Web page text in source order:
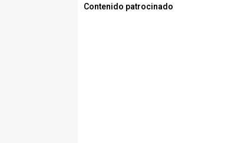
Contenido patrocinado